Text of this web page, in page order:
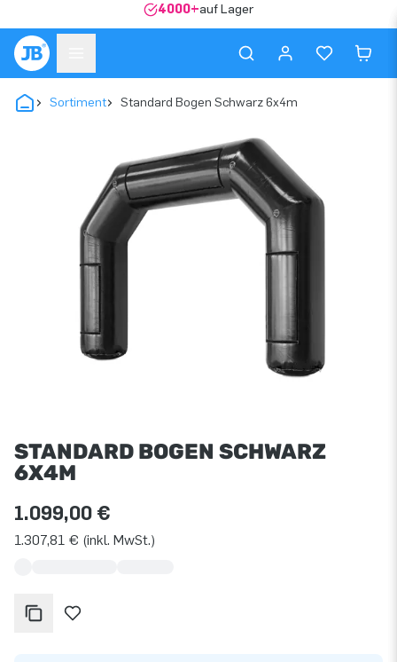
4000+auf Lager
Sortiment Standard Bogen Schwarz 6x4m
STANDARD BOGEN SCHWARZ
6X4M
1.099,00 €
1.307,81 € (inkl. MwSt.)